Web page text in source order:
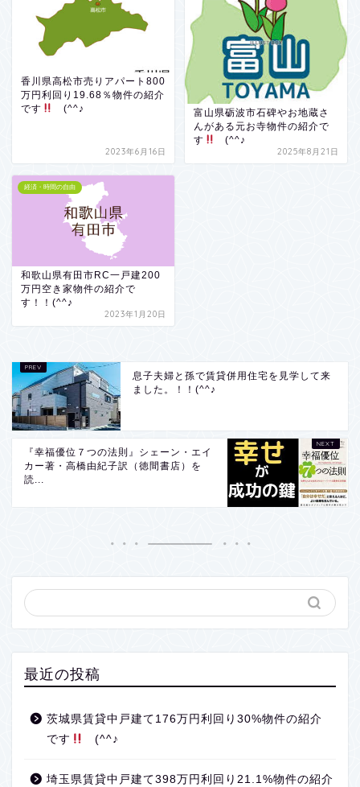
香川県高松市売りアパート800
万円利回り19.68％物件の紹介
です
(^^♪
2023年6月16日
富山県砺波市石碑やお地蔵さ
んがある元お寺物件の紹介で
す
(^^♪
2025年8月21日
経済・時間の自由
和歌山県有田市RC一戸建200
万円空き家物件の紹介で
す！！(^^♪
2023年1月20日
息子夫婦と孫で賃貸併用住宅を見学して来
ました。！！(^^♪
『幸福優位７つの法則』シェーン・エイ
カー著・高橋由紀子訳（徳間書店）を
読...
最近の投稿
茨城県賃貸中戸建て176万円利回り30%物件の紹介
です
(^^♪
埼玉県賃貸中戸建て398万円利回り21.1%物件の紹介